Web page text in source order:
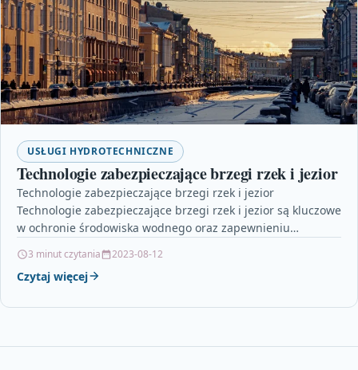
USŁUGI HYDROTECHNICZNE
Technologie zabezpieczające brzegi rzek i jezior
Technologie zabezpieczające brzegi rzek i jezior
Technologie zabezpieczające brzegi rzek i jezior są kluczowe
w ochronie środowiska wodnego oraz zapewnieniu
3 minut czytania 2023-08-12
Czytaj więcej